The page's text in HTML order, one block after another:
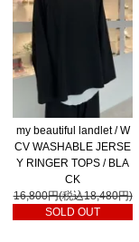
my beautiful landlet / W
CV WASHABLE JERSE
Y RINGER TOPS / BLA
CK
16,800円(税込18,480円)
SOLD OUT